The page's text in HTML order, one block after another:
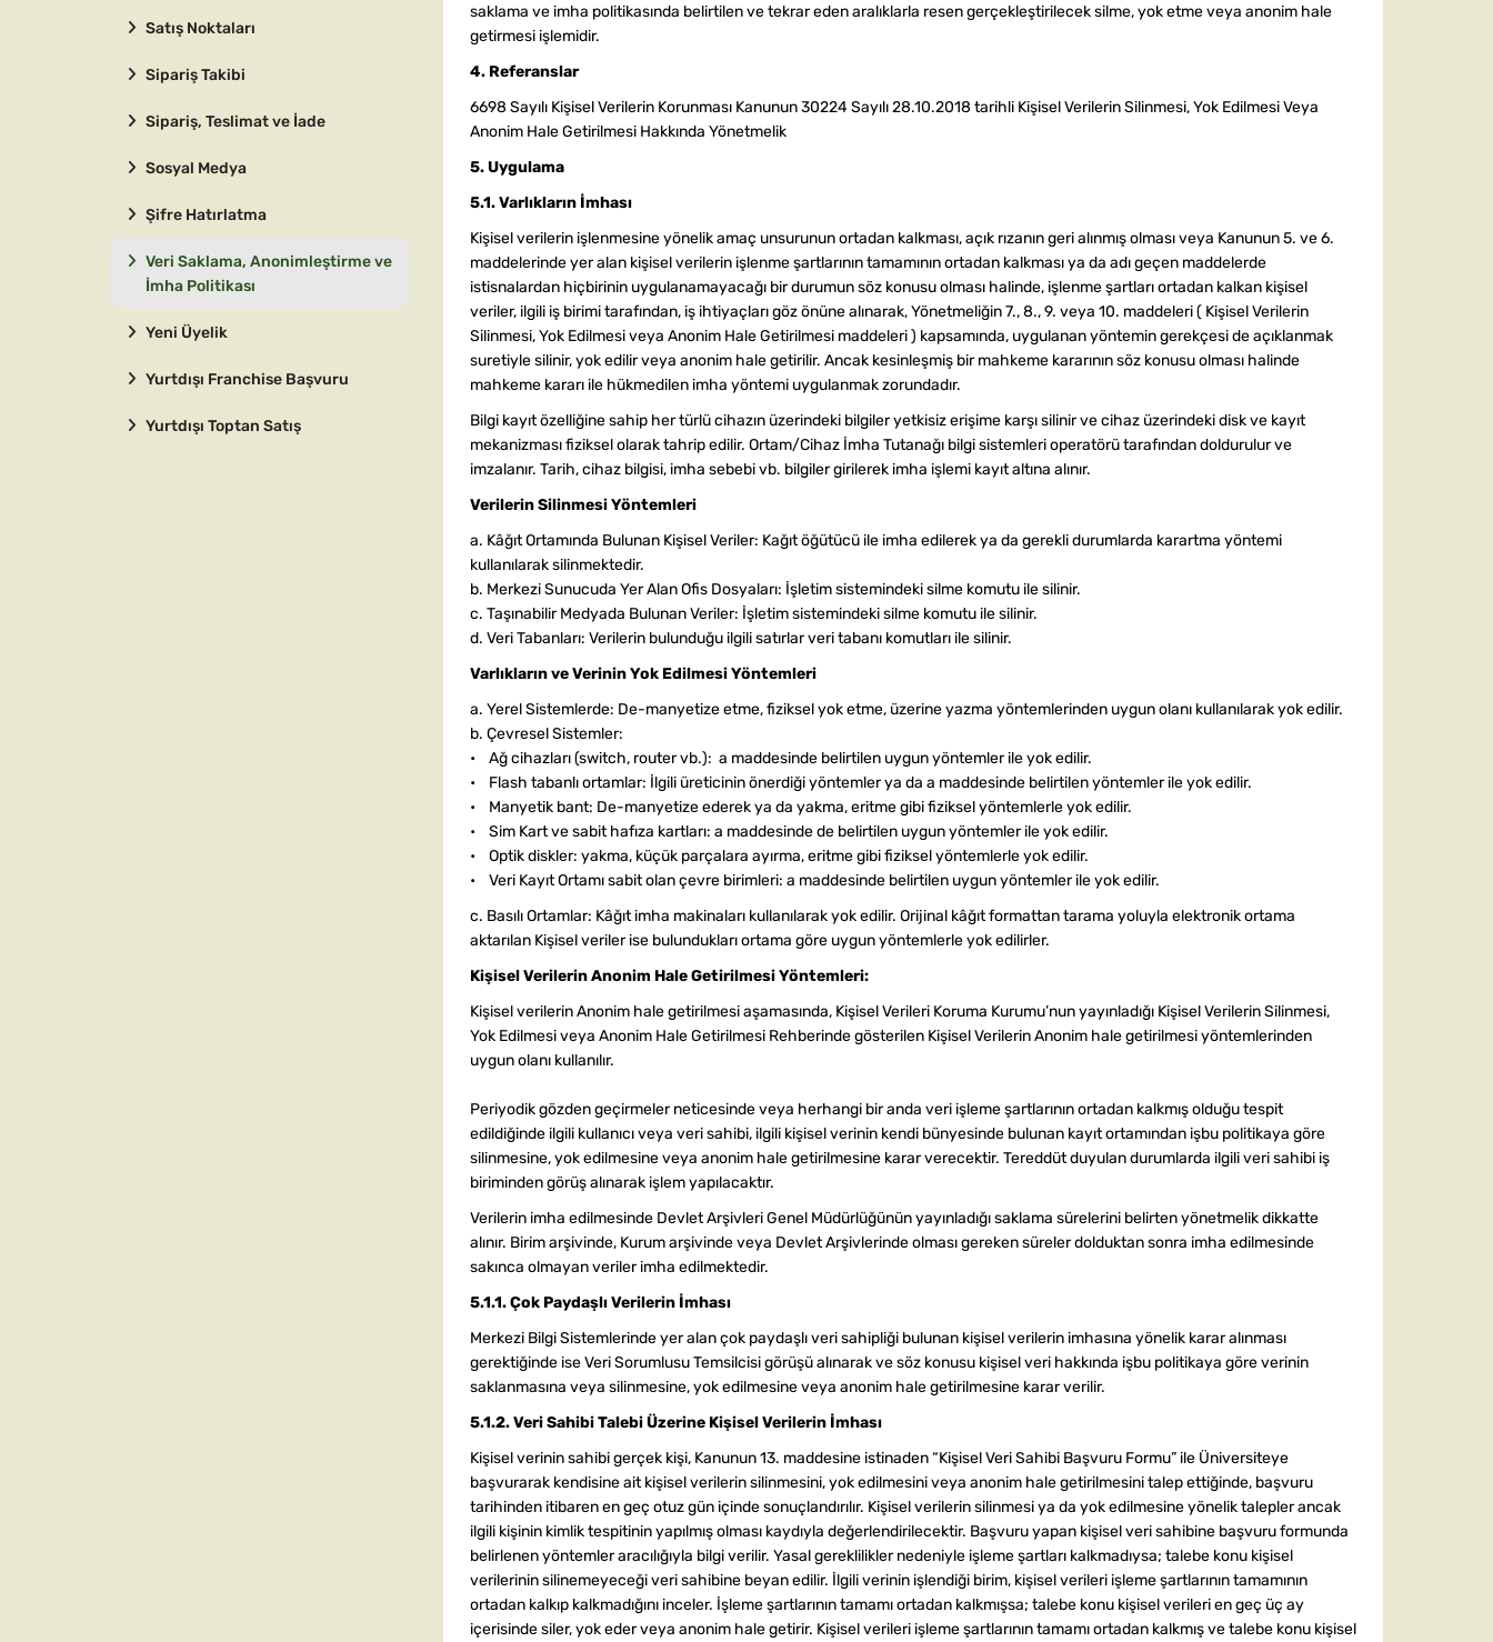
Satış Noktaları
Sipariş Takibi
Sipariş, Teslimat ve İade
Sosyal Medya
Şifre Hatırlatma
Veri Saklama, Anonimleştirme ve
İmha Politikası
Yeni Üyelik
Yurtdışı Franchise Başvuru
Yurtdışı Toptan Satış
saklama ve imha politikasında belirtilen ve tekrar eden aralıklarla resen gerçekleştirilecek silme, yok etme veya anonim hale
getirmesi işlemidir.
4. Referanslar
6698 Sayılı Kişisel Verilerin Korunması Kanunun 30224 Sayılı 28.10.2018 tarihli Kişisel Verilerin Silinmesi, Yok Edilmesi Veya
Anonim Hale Getirilmesi Hakkında Yönetmelik
5. Uygulama
5.1. Varlıkların İmhası
Kişisel verilerin işlenmesine yönelik amaç unsurunun ortadan kalkması, açık rızanın geri alınmış olması veya Kanunun 5. ve 6.
maddelerinde yer alan kişisel verilerin işlenme şartlarının tamamının ortadan kalkması ya da adı geçen maddelerde
istisnalardan hiçbirinin uygulanamayacağı bir durumun söz konusu olması halinde, işlenme şartları ortadan kalkan kişisel
veriler, ilgili iş birimi tarafından, iş ihtiyaçları göz önüne alınarak, Yönetmeliğin 7., 8., 9. veya 10. maddeleri ( Kişisel Verilerin
Silinmesi, Yok Edilmesi veya Anonim Hale Getirilmesi maddeleri ) kapsamında, uygulanan yöntemin gerekçesi de açıklanmak
suretiyle silinir, yok edilir veya anonim hale getirilir. Ancak kesinleşmiş bir mahkeme kararının söz konusu olması halinde
mahkeme kararı ile hükmedilen imha yöntemi uygulanmak zorundadır.
Bilgi kayıt özelliğine sahip her türlü cihazın üzerindeki bilgiler yetkisiz erişime karşı silinir ve cihaz üzerindeki disk ve kayıt
mekanizması fiziksel olarak tahrip edilir. Ortam/Cihaz İmha Tutanağı bilgi sistemleri operatörü tarafından doldurulur ve
imzalanır. Tarih, cihaz bilgisi, imha sebebi vb. bilgiler girilerek imha işlemi kayıt altına alınır.
Verilerin Silinmesi Yöntemleri
a. Kâğıt Ortamında Bulunan Kişisel Veriler: Kağıt öğütücü ile imha edilerek ya da gerekli durumlarda karartma yöntemi
kullanılarak silinmektedir.
b. Merkezi Sunucuda Yer Alan Ofis Dosyaları: İşletim sistemindeki silme komutu ile silinir.
c. Taşınabilir Medyada Bulunan Veriler: İşletim sistemindeki silme komutu ile silinir.
d. Veri Tabanları: Verilerin bulunduğu ilgili satırlar veri tabanı komutları ile silinir.
Varlıkların ve Verinin Yok Edilmesi Yöntemleri
a. Yerel Sistemlerde: De-manyetize etme, fiziksel yok etme, üzerine yazma yöntemlerinden uygun olanı kullanılarak yok edilir.
b. Çevresel Sistemler:
• Ağ cihazları (switch, router vb.): a maddesinde belirtilen uygun yöntemler ile yok edilir.
• Flash tabanlı ortamlar: İlgili üreticinin önerdiği yöntemler ya da a maddesinde belirtilen yöntemler ile yok edilir.
• Manyetik bant: De-manyetize ederek ya da yakma, eritme gibi fiziksel yöntemlerle yok edilir.
• Sim Kart ve sabit hafıza kartları: a maddesinde de belirtilen uygun yöntemler ile yok edilir.
• Optik diskler: yakma, küçük parçalara ayırma, eritme gibi fiziksel yöntemlerle yok edilir.
• Veri Kayıt Ortamı sabit olan çevre birimleri: a maddesinde belirtilen uygun yöntemler ile yok edilir.
c. Basılı Ortamlar: Kâğıt imha makinaları kullanılarak yok edilir. Orijinal kâğıt formattan tarama yoluyla elektronik ortama
aktarılan Kişisel veriler ise bulundukları ortama göre uygun yöntemlerle yok edilirler.
Kişisel Verilerin Anonim Hale Getirilmesi Yöntemleri:
Kişisel verilerin Anonim hale getirilmesi aşamasında, Kişisel Verileri Koruma Kurumu’nun yayınladığı Kişisel Verilerin Silinmesi,
Yok Edilmesi veya Anonim Hale Getirilmesi Rehberinde gösterilen Kişisel Verilerin Anonim hale getirilmesi yöntemlerinden
uygun olanı kullanılır.
Periyodik gözden geçirmeler neticesinde veya herhangi bir anda veri işleme şartlarının ortadan kalkmış olduğu tespit
edildiğinde ilgili kullanıcı veya veri sahibi, ilgili kişisel verinin kendi bünyesinde bulunan kayıt ortamından işbu politikaya göre
silinmesine, yok edilmesine veya anonim hale getirilmesine karar verecektir. Tereddüt duyulan durumlarda ilgili veri sahibi iş
biriminden görüş alınarak işlem yapılacaktır.
Verilerin imha edilmesinde Devlet Arşivleri Genel Müdürlüğünün yayınladığı saklama sürelerini belirten yönetmelik dikkatte
alınır. Birim arşivinde, Kurum arşivinde veya Devlet Arşivlerinde olması gereken süreler dolduktan sonra imha edilmesinde
sakınca olmayan veriler imha edilmektedir.
5.1.1. Çok Paydaşlı Verilerin İmhası
Merkezi Bilgi Sistemlerinde yer alan çok paydaşlı veri sahipliği bulunan kişisel verilerin imhasına yönelik karar alınması
gerektiğinde ise Veri Sorumlusu Temsilcisi görüşü alınarak ve söz konusu kişisel veri hakkında işbu politikaya göre verinin
saklanmasına veya silinmesine, yok edilmesine veya anonim hale getirilmesine karar verilir.
5.1.2. Veri Sahibi Talebi Üzerine Kişisel Verilerin İmhası
Kişisel verinin sahibi gerçek kişi, Kanunun 13. maddesine istinaden “Kişisel Veri Sahibi Başvuru Formu” ile Üniversiteye
başvurarak kendisine ait kişisel verilerin silinmesini, yok edilmesini veya anonim hale getirilmesini talep ettiğinde, başvuru
tarihinden itibaren en geç otuz gün içinde sonuçlandırılır. Kişisel verilerin silinmesi ya da yok edilmesine yönelik talepler ancak
ilgili kişinin kimlik tespitinin yapılmış olması kaydıyla değerlendirilecektir. Başvuru yapan kişisel veri sahibine başvuru formunda
belirlenen yöntemler aracılığıyla bilgi verilir. Yasal gereklilikler nedeniyle işleme şartları kalkmadıysa; talebe konu kişisel
verilerinin silinemeyeceği veri sahibine beyan edilir. İlgili verinin işlendiği birim, kişisel verileri işleme şartlarının tamamının
ortadan kalkıp kalkmadığını inceler. İşleme şartlarının tamamı ortadan kalkmışsa; talebe konu kişisel verileri en geç üç ay
içerisinde siler, yok eder veya anonim hale getirir. Kişisel verileri işleme şartlarının tamamı ortadan kalkmış ve talebe konu kişisel